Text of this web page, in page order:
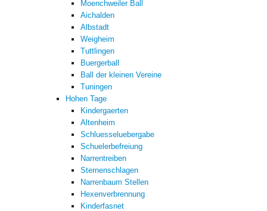
Moenchweiler Ball
Aichalden
Albstadt
Weigheim
Tuttlingen
Buergerball
Ball der kleinen Vereine
Tuningen
Hohen Tage
Kindergaerten
Altenheim
Schluesseluebergabe
Schuelerbefreiung
Narrentreiben
Sternenschlagen
Narrenbaum Stellen
Hexenverbrennung
Kinderfasnet